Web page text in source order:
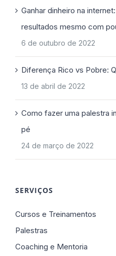
Ganhar dinheiro na
resultados mesmo com
6 de outubro de 2022
Diferença Rico vs Pobre:
13 de abril de 2022
Como fazer uma palestra
pé
24 de março de 2022
SERVIÇOS
Cursos e Treinamentos
Palestras
Coaching e Mentoria